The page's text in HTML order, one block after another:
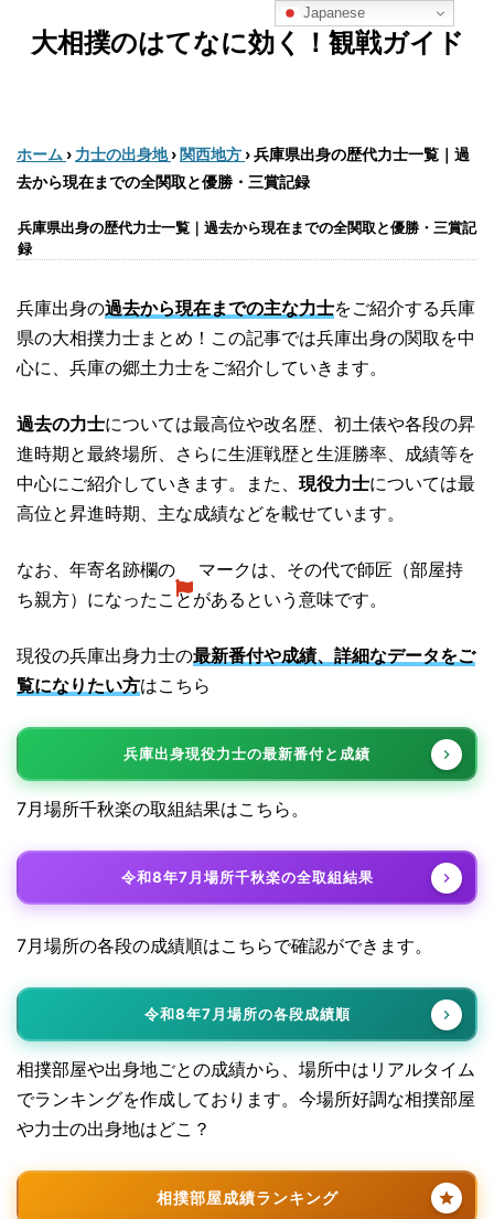
大相撲のはてなに効く！観戦ガイド
ホーム › 力士の出身地 ›関西地方 ›兵庫県出身の歴代力士一覧｜過
去から現在までの全関取と優勝・三賞記録
兵庫県出身の歴代力士一覧｜過去から現在までの全関取と優勝・三賞記
録
兵庫出身の過去から現在までの主な力士をご紹介する兵庫
県の大相撲力士まとめ！この記事では兵庫出身の関取を中
心に、兵庫の郷土力士をご紹介していきます。
過去の力士については最高位や改名歴、初土俵や各段の昇
進時期と最終場所、さらに生涯戦歴と生涯勝率、成績等を
中心にご紹介していきます。また、 現役力士については最
高位と昇進時期、主な成績などを載せています。
なお、年寄名跡欄の
マークは、その代で師匠（部屋持
ち親方）になったことがあるという意味です。
現役の兵庫出身力士の最新番付や成績、詳細なデータをご
覧になりたい方はこちら
兵庫出身現役力士の最新番付と成績
7月場所千秋楽の取組結果はこちら。
令和8年7月場所千秋楽の全取組結果
7月場所の各段の成績順はこちらで確認ができます。
令和8年7月場所の各段成績順
相撲部屋や出身地ごとの成績から、場所中はリアルタイム
でランキングを作成しております。今場所好調な相撲部屋
や力士の出身地はどこ？
相撲部屋成績ランキング
Japanese